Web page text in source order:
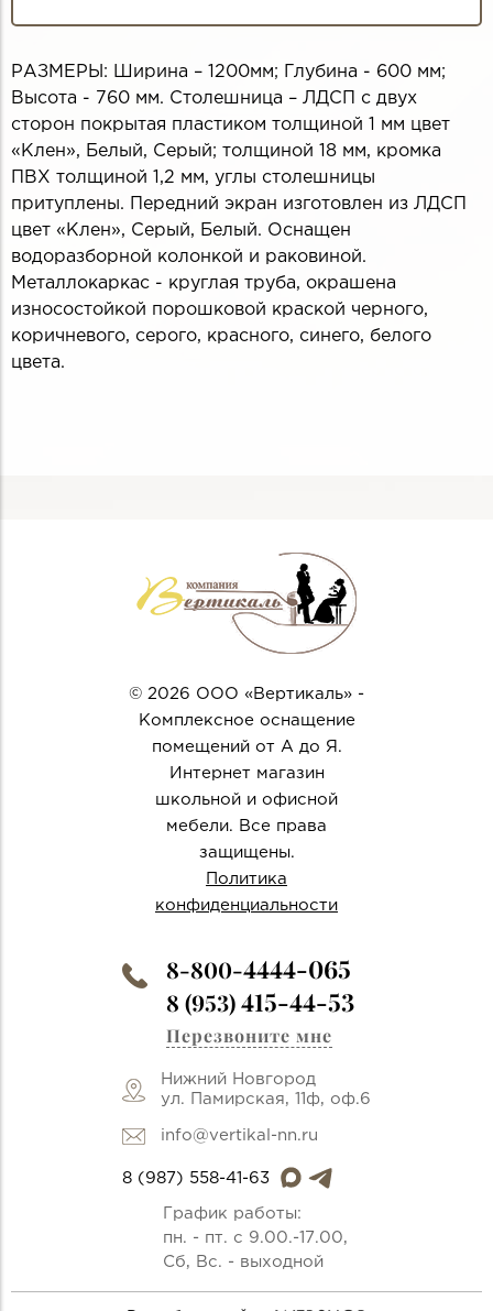
РАЗМЕРЫ: Ширина – 1200мм; Глубина - 600 мм;
Высота - 760 мм. Столешница – ЛДСП с двух
сторон покрытая пластиком толщиной 1 мм цвет
«Клен», Белый, Серый; толщиной 18 мм, кромка
ПВХ толщиной 1,2 мм, углы столешницы
притуплены. Передний экран изготовлен из ЛДСП
цвет «Клен», Серый, Белый. Оснащен
водоразборной колонкой и раковиной.
Металлокаркас - круглая труба, окрашена
износостойкой порошковой краской черного,
коричневого, серого, красного, синего, белого
цвета.
© 2026 ООО «Вертикаль» -
Комплексное оснащение
помещений от А до Я.
Интернет магазин
школьной и офисной
мебели. Все права
защищены.
Политика
конфиденциальности
8-800-4444-065
8 (953)415-44-53
Перезвоните мне
Нижний Новгород
ул. Памирская, 11ф, оф.6
info@vertikal-nn.ru
8 (987) 558-41-63
График работы:
пн. - пт. с 9.00.-17.00,
Сб, Вс. - выходной